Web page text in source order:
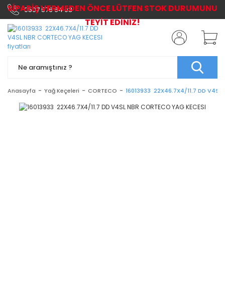
0507 576 64 03
Anasayfa Yağ Keçeleri CORTECO 16013933 22X46.7X4/11.7 DD V4SL
SİPARİŞ VERMEDEN ÖNCE LÜTFEN STOK DURUMUNU
TEYİT EDİNİZ!